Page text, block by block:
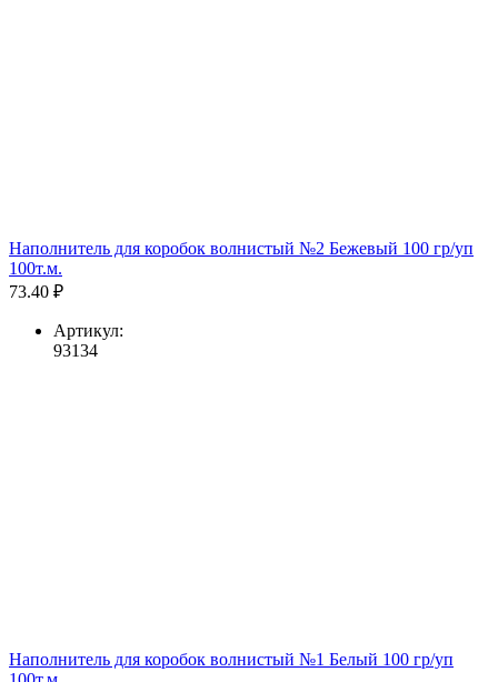
Наполнитель для коробок волнистый №2 Бежевый 100 гр/уп
100т.м.
73.40 ₽
Артикул:
93134
Наполнитель для коробок волнистый №1 Белый 100 гр/уп